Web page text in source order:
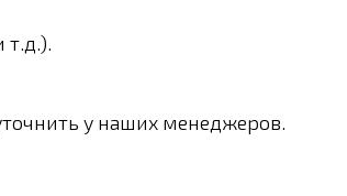
т.д.).
у наших менеджеров.